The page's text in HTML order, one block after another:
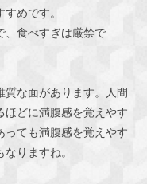
めです。
、食べすぎは厳禁で
質な面があります。人間
ほどに満腹感を覚えやす
っても満腹感を覚えやす
りますね。